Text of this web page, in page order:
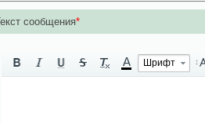
сообщения*
A Шрифт